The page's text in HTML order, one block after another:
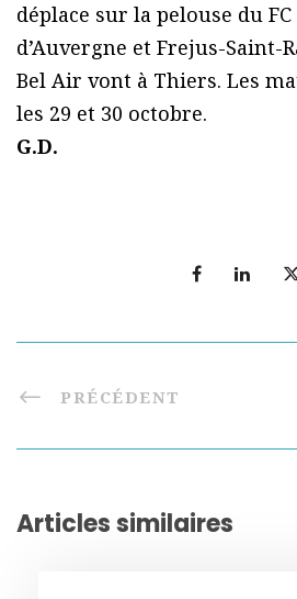
déplace sur la pelouse du
d’Auvergne et Frejus-Saint-
Bel Air vont à Thiers. Les
les 29 et 30 octobre.
G.D.
PRÉCÉDENT
Articles similaires